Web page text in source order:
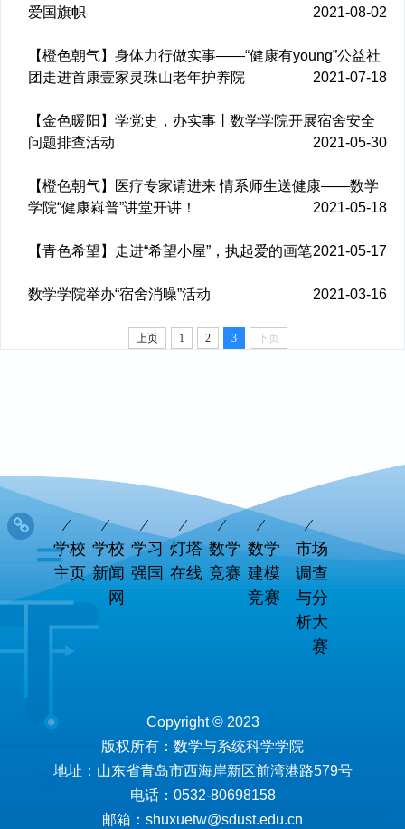
爱国旗帜
2021-08-02
【橙色朝气】身体力行做实事——“健康有young”公益社
团走进首康壹家灵珠山老年护养院
2021-07-18
【金色暖阳】学党史，办实事丨数学学院开展宿舍安全
问题排查活动
2021-05-30
【橙色朝气】医疗专家请进来 情系师生送健康——数学
学院“健康嵙普”讲堂开讲！
2021-05-18
【青色希望】走进“希望小屋”，执起爱的画笔2021-05-17
数学学院举办“宿舍消噪”活动 2021-03-16
上页 1 2 3 下页
学校
主页
学校
新闻
网
学习
强国
灯塔
在线
数学
竞赛
数学
建模
竞赛
市场
调查
与分
析大
赛
Copyright © 2023
版权所有：数学与系统科学学院
地址：山东省青岛市西海岸新区前湾港路579号
电话：0532-80698158
邮箱：shuxuetw@sdust.edu.cn